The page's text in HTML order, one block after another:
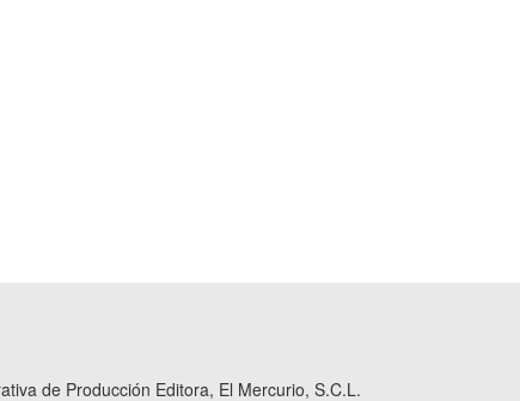
de Producción Editora, El Mercurio, S.C.L.